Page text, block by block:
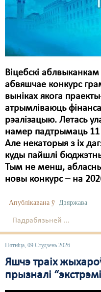
Віцебскі
абвяшчае конкурс
выніках якога
атрымліваюць
рэалізацыю. Летась
намер падтрымаць
Але некаторыя з іх
куды пайшлі
Тым не менш,
новы конкурс – на
Апублікавана ў Дзяржава
Падрабязьней ...
Пятніца, 09 Студзень 2026
Яшчэ траіх
прызналі